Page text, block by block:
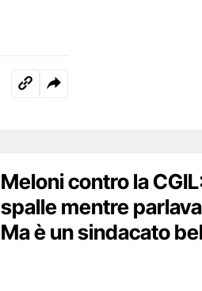
Meloni contro la
spalle mentre
Ma è un sindacato